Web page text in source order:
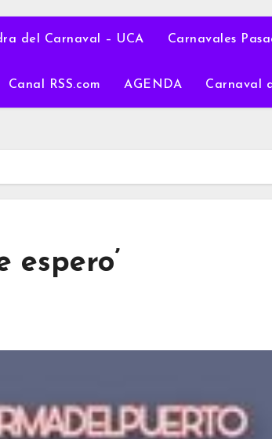
del Carnaval – UCA Carnavales
Canal RSS.com AGENDA Carnaval
espero’